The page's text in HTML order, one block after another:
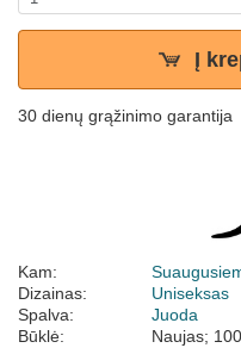
Į
30 dienų grąžinimo garantija
Kam:
Dizainas:
Uniseksas
Spalva:
Juoda
Būklė:
Naujas;